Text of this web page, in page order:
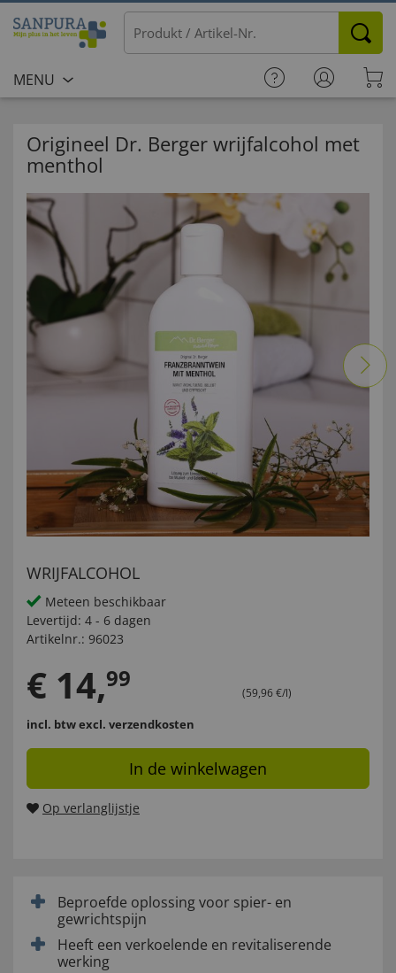
MENU
Origineel Dr. Berger wrijfalcohol met
menthol
WRIJFALCOHOL
Meteen beschikbaar
Levertijd: 4 - 6 dagen
Artikelnr.: 96023
€ 14,99
(59,96 €/l)
incl. btwexcl. verzendkosten
In de winkelwagen
Op verlanglijstje
Beproefde oplossing voor spier- en
gewrichtspijn
Heeft een verkoelende en revitaliserende
werking